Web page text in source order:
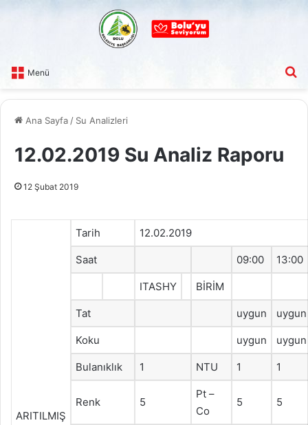
Menü
Ana Sayfa / Su Analizleri
12.02.2019 Su Analiz Raporu
12 Şubat 2019
ARITILMIŞ
Tarih 12.02.2019
Saat 09:00 13:00
ITASHY BİRİM
Tat uygun uygun
Koku uygun uygun
Bulanıklık 1 NTU 1 1
Renk 5
Pt –
Co
5 5